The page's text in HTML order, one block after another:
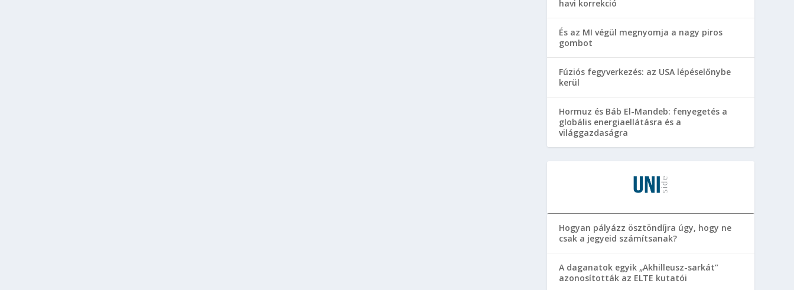
havi korrekció
És az MI végül megnyomja a nagy piros
gombot
Fúziós fegyverkezés: az USA lépéselőnybe
kerül
Hormuz és Báb El-Mandeb: fenyegetés a
globális energiaellátásra és a
világgazdaságra
Hogyan pályázz ösztöndíjra úgy, hogy ne
csak a jegyeid számítsanak?
A daganatok egyik „Akhilleusz-sarkát”
azonosították az ELTE kutatói